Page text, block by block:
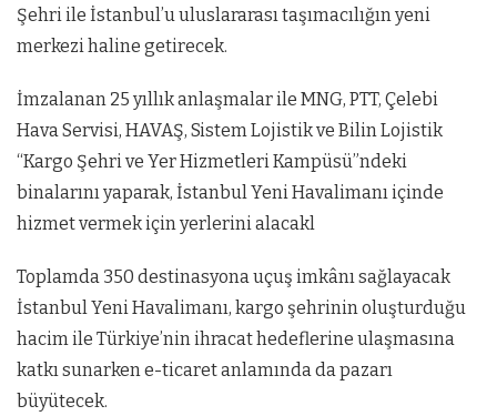
Şehri ile İstanbul’u uluslararası taşımacılığın yeni
merkezi haline getirecek.
İmzalanan 25 yıllık anlaşmalar ile MNG, PTT, Çelebi
Hava Servisi, HAVAŞ, Sistem Lojistik ve Bilin Lojistik
“Kargo Şehri ve Yer Hizmetleri Kampüsü”ndeki
binalarını yaparak, İstanbul Yeni Havalimanı içinde
hizmet vermek için yerlerini alacakl
Toplamda 350 destinasyona uçuş imkânı sağlayacak
İstanbul Yeni Havalimanı, kargo şehrinin oluşturduğu
hacim ile Türkiye’nin ihracat hedeflerine ulaşmasına
katkı sunarken e-ticaret anlamında da pazarı
büyütecek.